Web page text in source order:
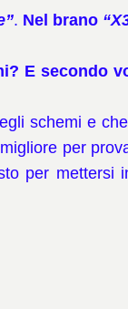
. Nel brano
E secondo
schemi e
per
per mettersi